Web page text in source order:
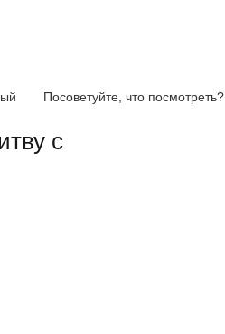
Посоветуйте, что посмотреть?
с